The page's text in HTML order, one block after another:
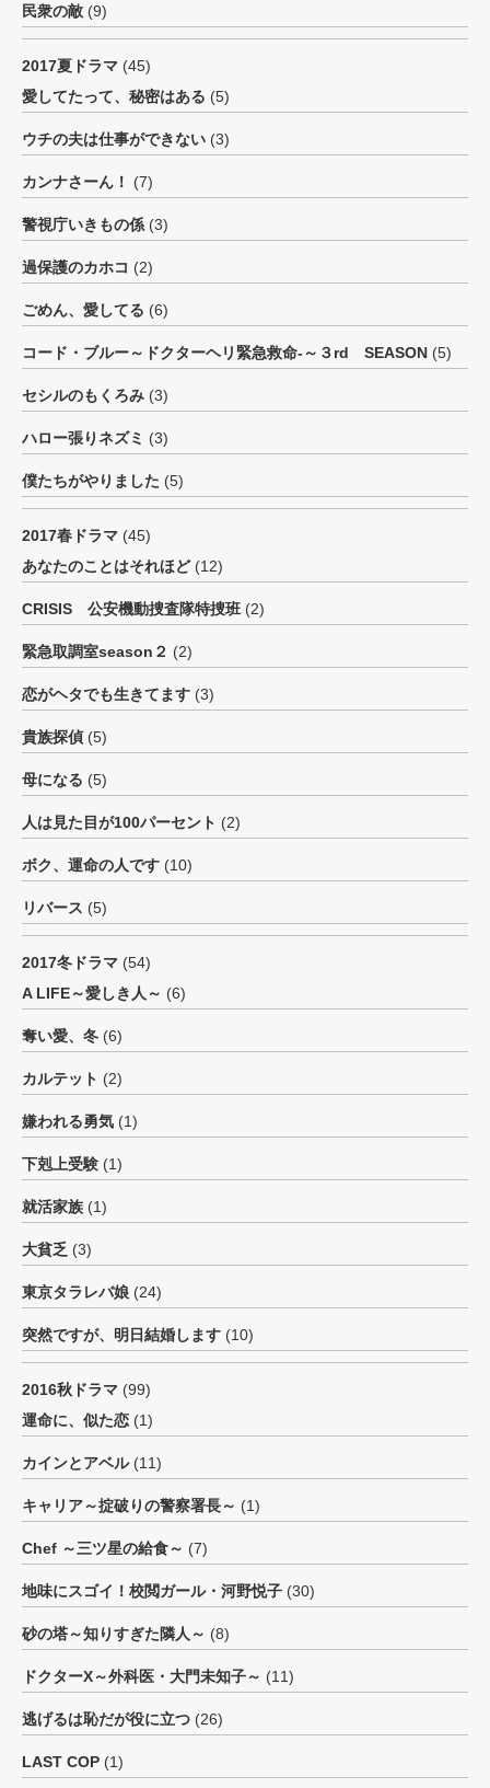
民衆の敵 (9)
2017夏ドラマ (45)
愛してたって、秘密はある (5)
ウチの夫は仕事ができない (3)
カンナさーん！ (7)
警視庁いきもの係 (3)
過保護のカホコ (2)
ごめん、愛してる (6)
コード・ブルー～ドクターヘリ緊急救命-～３rd SEASON (5)
セシルのもくろみ (3)
ハロー張りネズミ (3)
僕たちがやりました (5)
2017春ドラマ (45)
あなたのことはそれほど(12)
CRISIS 公安機動捜査隊特捜班 (2)
緊急取調室season２ (2)
恋がヘタでも生きてます (3)
貴族探偵 (5)
母になる (5)
人は見た目が100パーセント (2)
ボク、運命の人です (10)
リバース (5)
2017冬ドラマ (54)
A LIFE～愛しき人～ (6)
奪い愛、冬 (6)
カルテット (2)
嫌われる勇気 (1)
下剋上受験 (1)
就活家族 (1)
大貧乏 (3)
東京タラレバ娘 (24)
突然ですが、明日結婚します (10)
2016秋ドラマ (99)
運命に、似た恋 (1)
カインとアベル(11)
キャリア～掟破りの警察署長～ (1)
Chef ～三ツ星の給食～ (7)
地味にスゴイ！校閲ガール・河野悦子 (30)
砂の塔～知りすぎた隣人～ (8)
ドクターX～外科医・大門未知子～ (11)
逃げるは恥だが役に立つ (26)
LAST COP (1)